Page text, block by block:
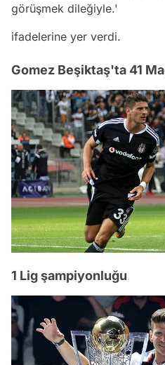
görüşmek dileğiyle.'
ifadelerine yer verdi.
Gomez Beşiktaş'ta 41
1 Lig şampiyonluğu